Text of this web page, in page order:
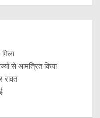
से आमंत्रित किया
रावत